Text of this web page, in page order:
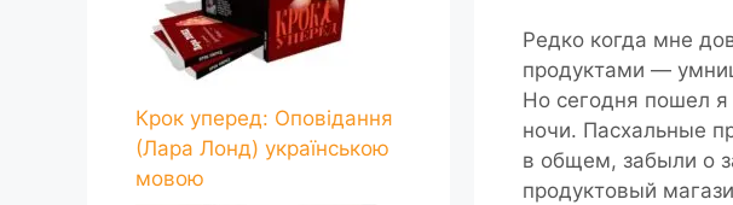
Редко когда мне
продуктами —
Но сегодня пошел
ночи. Пасхальные
в общем, забыли о
продуктовый
Крок уперед: Оповідання
(Лара Лонд) українською
мовою